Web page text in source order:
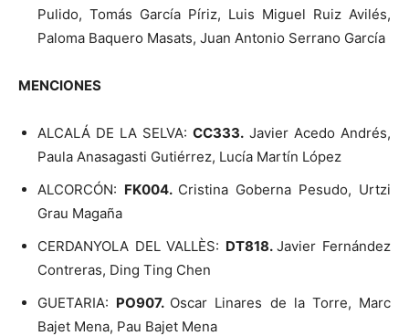
Pulido, Tomás García Píriz, Luis Miguel Ruiz Avilés,
Paloma Baquero Masats, Juan Antonio Serrano García
MENCIONES
ALCALÁ DE LA SELVA: CC333. Javier Acedo Andrés,
Paula Anasagasti Gutiérrez, Lucía Martín López
ALCORCÓN: FK004. Cristina Goberna Pesudo, Urtzi
Grau Magaña
CERDANYOLA DEL VALLÈS: DT818.Javier Fernández
Contreras, Ding Ting Chen
GUETARIA: PO907. Oscar Linares de la Torre, Marc
Bajet Mena, Pau Bajet Mena